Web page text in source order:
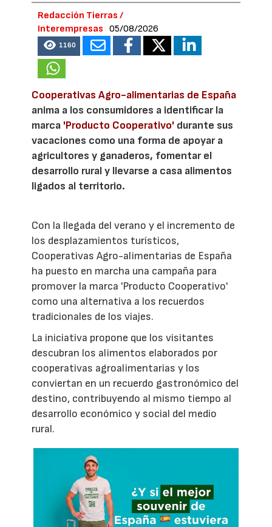
Redacción Tierras /
Interempresas
05/08/2026
1160
Cooperativas Agro-alimentarias de España
anima a los consumidores a identificar la
marca 'Producto Cooperativo' durante sus
vacaciones como una forma de apoyar a
agricultores y ganaderos, fomentar el
desarrollo rural y llevarse a casa alimentos
ligados al territorio.
Con la llegada del verano y el incremento de
los desplazamientos turísticos,
Cooperativas Agro-alimentarias de España
ha puesto en marcha una campaña para
promover la marca 'Producto Cooperativo'
como una alternativa a los recuerdos
tradicionales de los viajes.
La iniciativa propone que los visitantes
descubran los alimentos elaborados por
cooperativas agroalimentarias y los
conviertan en un recuerdo gastronómico del
destino, contribuyendo al mismo tiempo al
desarrollo económico y social del medio
rural.